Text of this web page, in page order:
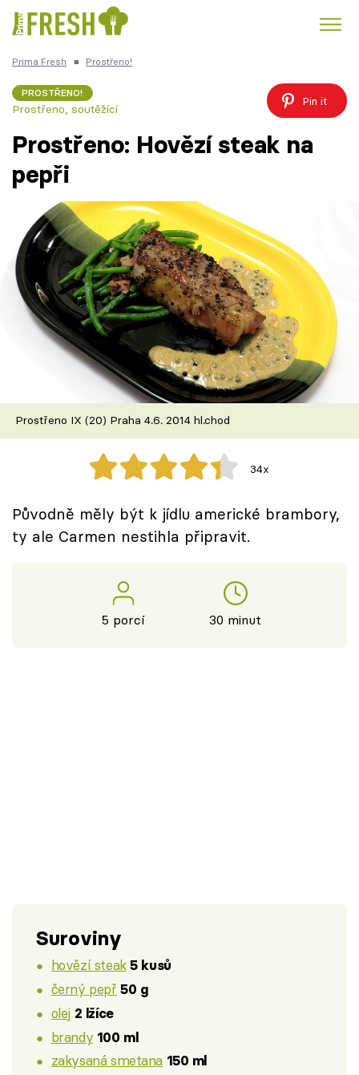
Česká kuchyně
Témata
Recepty
Články
TV Program
Škola vaření
Recepty z TV
Speciál: Cuketa
Sledujte prima+
Prima Fresh ■ Prostřeno!
PROSTŘENO!
Prostřeno, soutěžící
Pin it
Prostřeno: Hovězí steak na
pepři
Prostřeno IX (20) Praha 4.6. 2014 hl.chod
34x
Původně měly být k jídlu americké brambory,
ty ale Carmen nestihla připravit.
5 porcí 30 minut
Suroviny
hovězí steak 5 kusů
černý pepř 50 g
olej 2 lžíce
brandy 100 ml
zakysaná smetana 150 ml